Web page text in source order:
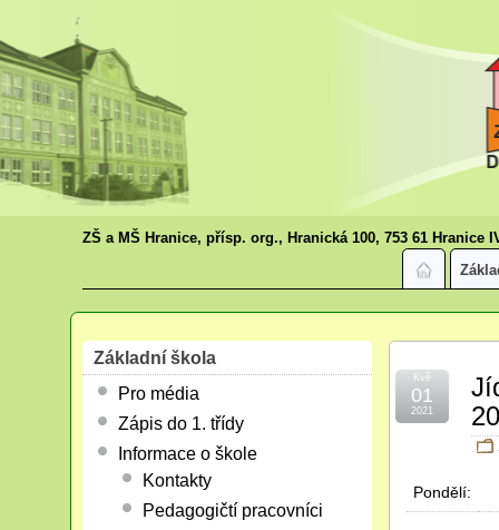
ZŠ a MŠ Hranice, přísp. org., Hranická 100, 753 61 Hranice
Kvě
01
2021
Pondělí:
Základní škola
Pro média
Zápis do 1. třídy
Informace o škole
Kontakty
Pedagogičtí pracovníci